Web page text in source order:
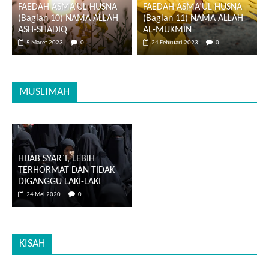
FAEDAH ASMA’UL HUSNA
(Bagian 10) NAMA ALLAH
ASH-SHADIQ
5 Maret 2023 0
FAEDAH ASMA’UL HUSNA
(Bagian 11) NAMA ALLAH
AL-MUKMIN
24 Februari 2023 0
MUSLIMAH
HIJAB SYAR`I, LEBIH
TERHORMAT DAN TIDAK
DIGANGGU LAKI-LAKI
24 Mei 2020 0
KISAH